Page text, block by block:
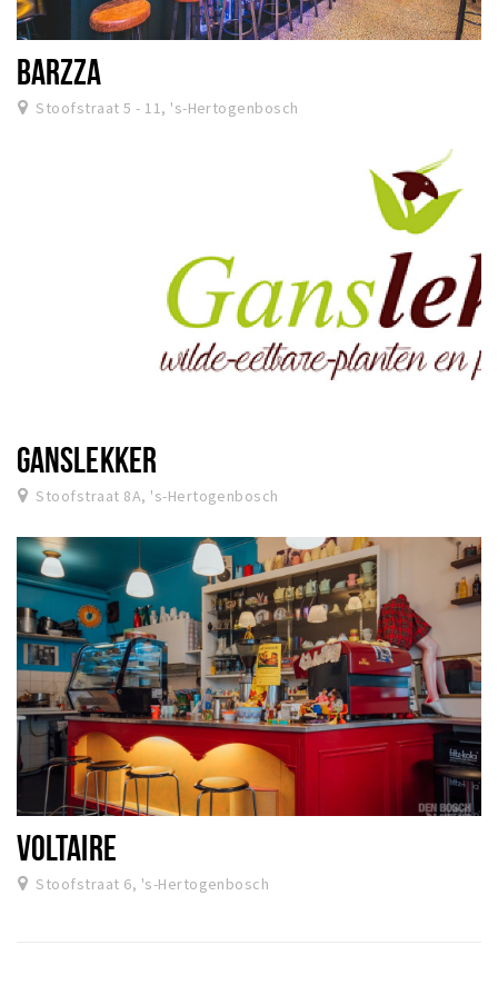
BARZZA
Stoofstraat 5 - 11, 's-Hertogenbosch
GANSLEKKER
Stoofstraat 8A, 's-Hertogenbosch
VOLTAIRE
Stoofstraat 6, 's-Hertogenbosch